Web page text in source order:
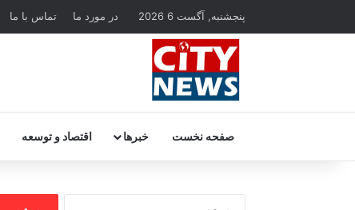
پنجشنبه, آگست 6 2026 در مورد ما تماس با ما
صفحه نخست خبرها اقتصاد و توسعه